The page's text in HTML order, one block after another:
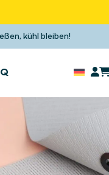
kühl bleiben!